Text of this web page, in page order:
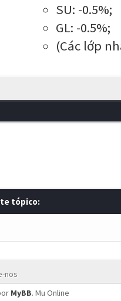
SU: -0.5%;
GL: -0.5%;
(Các lớp
tópico:
nos
MyBB. Mu Online